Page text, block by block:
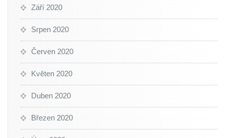
Září 2020
Srpen 2020
Červen 2020
Květen 2020
Duben 2020
Březen 2020